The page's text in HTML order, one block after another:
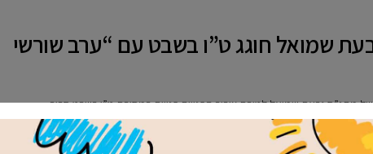
שמואל חוגג ט”ו בשבט עם “ערב שורשי
מתנ”ס גבעת שמואל לטובת ציבור הפנויים פנויות במסיבת ט”ו בשבט סביב